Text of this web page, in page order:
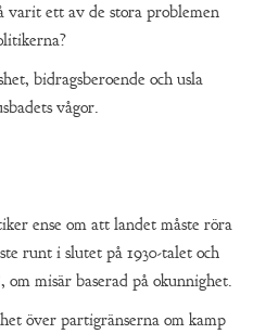
varit ett av de stora problemen
bidragsberoende och usla
vågor.
ense om att landet måste röra
runt i slutet på 1930-talet och
misär baserad på okunnighet.
över partigränserna om kamp